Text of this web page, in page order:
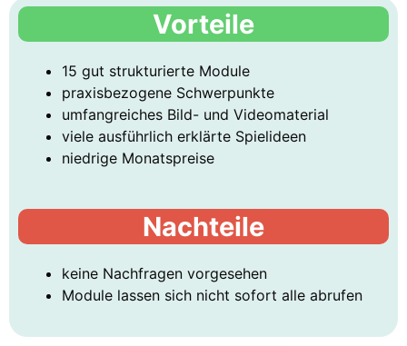
Vorteile
15 gut strukturierte Module
praxisbezogene Schwerpunkte
umfangreiches Bild- und Videomaterial
viele ausführlich erklärte Spielideen
niedrige Monatspreise
Nachteile
keine Nachfragen vorgesehen
Module lassen sich nicht sofort alle abrufen